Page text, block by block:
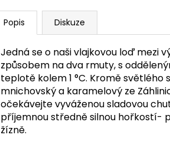
Popis Diskuze
Jedná se o naši vlajkovou loď mezi
způsobem na dva rmuty, s
teplotě kolem 1 °C. Kromě
mnichovský a karamelový ze
očekávejte vyváženou sladovou
příjemnou středně silnou hořkostí-
žízně.